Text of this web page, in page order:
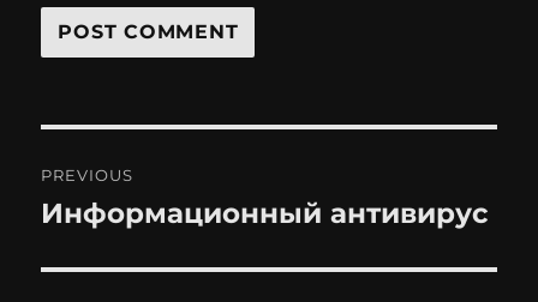
navigation
PREVIOUS
Previous
Информационный антивирус